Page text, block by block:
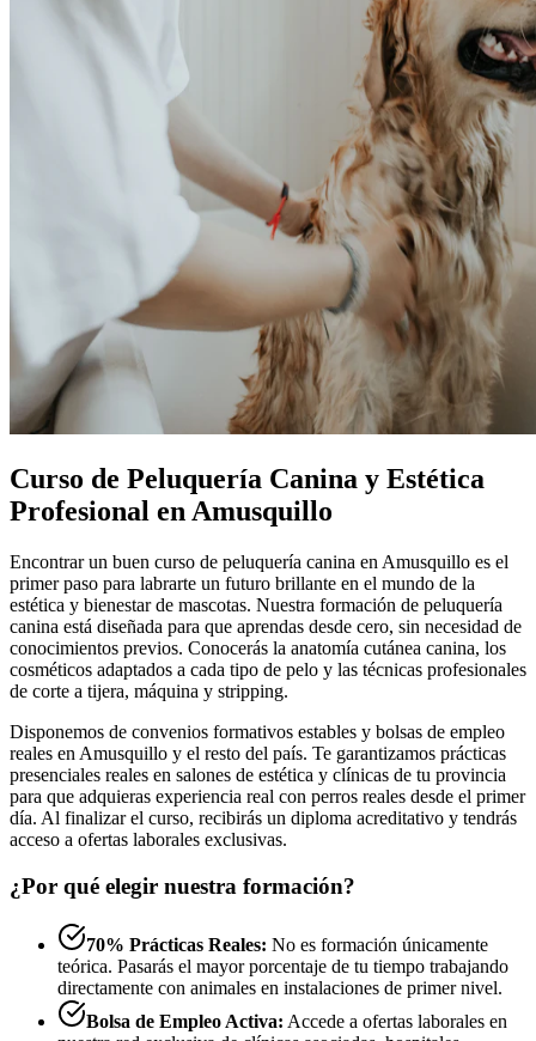
Curso de Peluquería Canina y Estética
Profesional en Amusquillo
Encontrar un buen curso de peluquería canina en Amusquillo es el
primer paso para labrarte un futuro brillante en el mundo de la
estética y bienestar de mascotas. Nuestra formación de peluquería
canina está diseñada para que aprendas desde cero, sin necesidad de
conocimientos previos. Conocerás la anatomía cutánea canina, los
cosméticos adaptados a cada tipo de pelo y las técnicas profesionales
de corte a tijera, máquina y stripping.
Disponemos de convenios formativos estables y bolsas de empleo
reales en Amusquillo y el resto del país. Te garantizamos prácticas
presenciales reales en salones de estética y clínicas de tu provincia
para que adquieras experiencia real con perros reales desde el primer
día. Al finalizar el curso, recibirás un diploma acreditativo y tendrás
acceso a ofertas laborales exclusivas.
¿Por qué elegir nuestra formación?
70% Prácticas Reales: No es formación únicamente
teórica. Pasarás el mayor porcentaje de tu tiempo trabajando
directamente con animales en instalaciones de primer nivel.
Bolsa de Empleo Activa: Accede a ofertas laborales en